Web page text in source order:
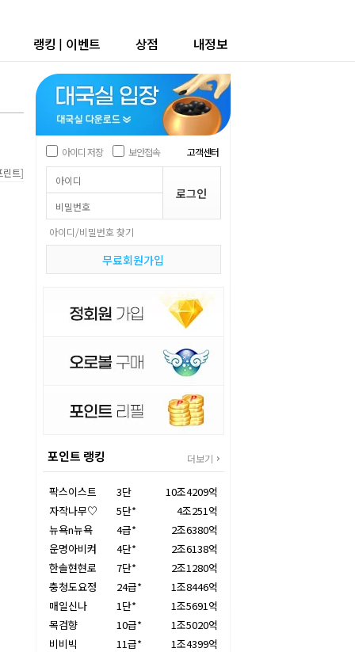
랭킹 | 이벤트 상점 내정보
린트]
아이디 저장 보안접속 고객센터
아이디/비밀번호 찾기
무료회원가입
포인트 랭킹 더보기
팍스이스트 3단
10조4209억
자작나무♡
5단*
4조251억
뉴욕n뉴욕
4급*
2조6380억
운명아비켜
4단*
2조6138억
한솔현현로
7단*
2조1280억
충청도요정
24급*
1조8446억
매일신나
1단*
1조5691억
목검향
10급*
1조5020억
비비빅
11급*
1조4399억